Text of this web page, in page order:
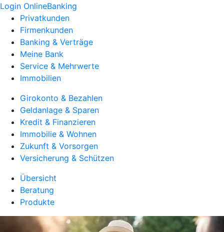
Login OnlineBanking
Privatkunden
Firmenkunden
Banking & Verträge
Meine Bank
Service & Mehrwerte
Immobilien
Girokonto & Bezahlen
Geldanlage & Sparen
Kredit & Finanzieren
Immobilie & Wohnen
Zukunft & Vorsorgen
Versicherung & Schützen
Übersicht
Beratung
Produkte